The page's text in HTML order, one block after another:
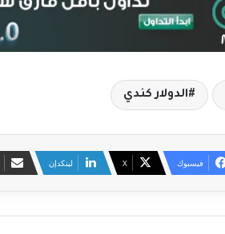
الدولار كندي
فيسبوك ‫X لينكدإن